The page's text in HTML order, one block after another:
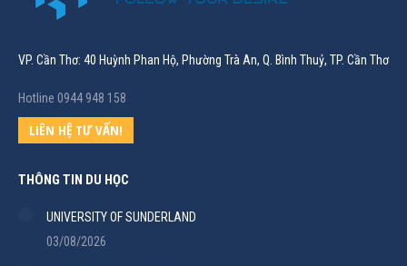
VP. Cần Thơ: 40 Huỳnh Phan Hộ, Phường Trà An, Q. Bình Thuỷ, TP. Cần Thơ
Hotline 0944 948 158
LIÊN HỆ TƯ VẤN!
THÔNG TIN DU HỌC
UNIVERSITY OF SUNDERLAND
03/08/2026